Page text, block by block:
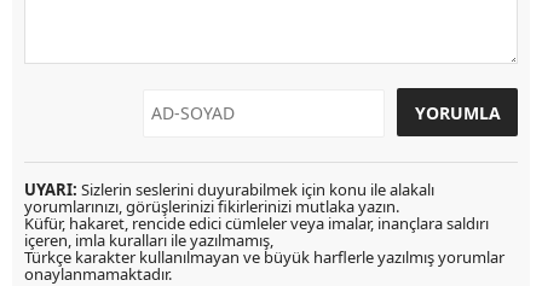
UYARI: Sizlerin seslerini duyurabilmek için konu ile alakalı
yorumlarınızı, görüşlerinizi fikirlerinizi mutlaka yazın.
Küfür, hakaret, rencide edici cümleler veya imalar, inançlara saldırı
içeren, imla kuralları ile yazılmamış,
Türkçe karakter kullanılmayan ve büyük harflerle yazılmış yorumlar
onaylanmamaktadır.